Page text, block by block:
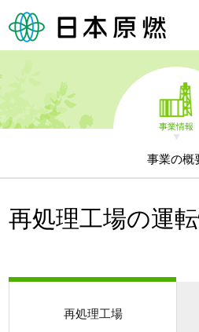
事業情報
事業の概
再処理工場の運転
再処理工場